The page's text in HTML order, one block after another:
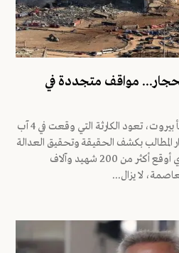
مواقف متجددة في
في الذكرى السادسة لانفجار مرفأ بيروت، تعود الكارثة التي وقعت في 4 آب
المطالب بكشف الحقيقة وتحقيق العدالة
للضحايا وعائلاتهم. الانفجار الذي أوقع أكثر من 200 شهيد وآلاف
لا يزال...